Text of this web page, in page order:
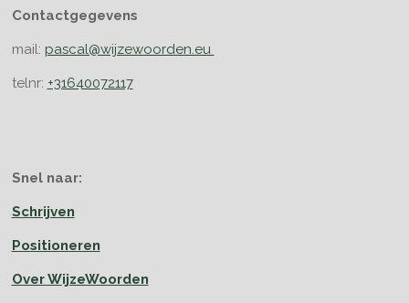
Contactgegevens
mail: pascal@wijzewoorden.eu
telnr: +31640072117
Snel naar:
Schrijven
Positioneren
Over WijzeWoorden